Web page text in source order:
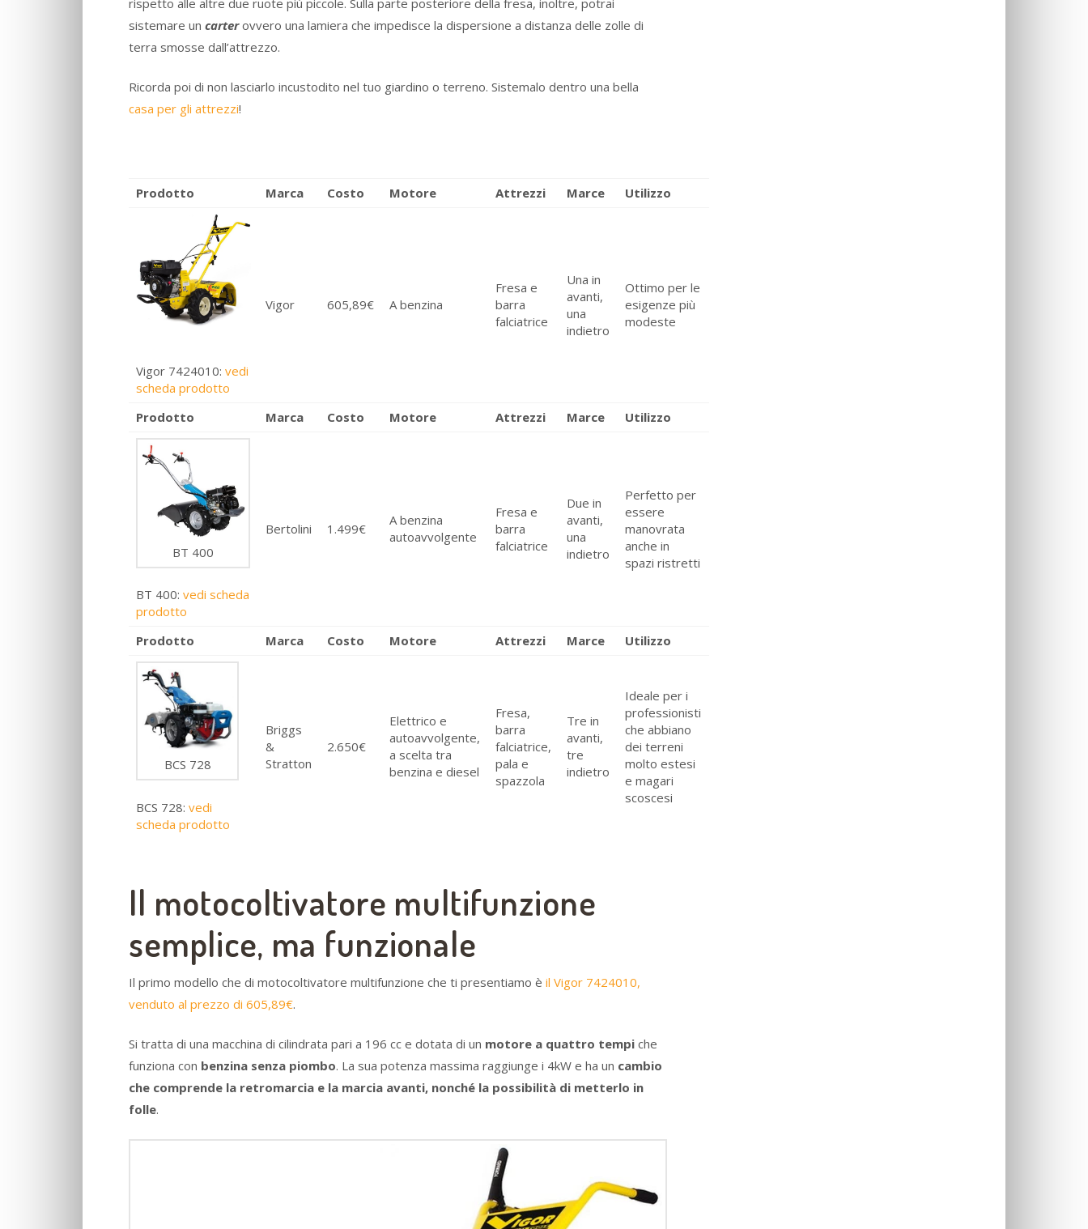
sistemare un carterovvero una lamiera che impedisce la dispersione a distanza delle zolle di
terra smosse dall’attrezzo.
Ricorda poi di non lasciarlo incustodito nel tuo giardino o terreno. Sistemalo dentro una bella
casa per gli attrezzi!
Prodotto Marca Costo Motore Attrezzi Marce Utilizzo
Vigor 7424010:vedi
scheda prodotto
Vigor 605,89€ A benzina
Fresa e
barra
falciatrice
Una in
avanti,
una
indietro
Ottimo per le
esigenze più
modeste
Prodotto Marca Costo Motore Attrezzi Marce Utilizzo
BT 400
BT 400:vedi scheda
prodotto
Bertolini 1.499€
A benzina
autoavvolgente
Fresa e
barra
falciatrice
Due in
avanti,
una
indietro
Perfetto per
essere
manovrata
anche in
spazi ristretti
Prodotto Marca Costo Motore Attrezzi Marce Utilizzo
BCS 728
BCS 728:vedi
scheda prodotto
Briggs
&
Stratton
2.650€
Elettrico e
autoavvolgente,
a scelta tra
benzina e diesel
Fresa,
barra
falciatrice,
pala e
spazzola
Tre in
avanti,
tre
indietro
Ideale per i
professionisti
che abbiano
dei terreni
molto estesi
e magari
scoscesi
Il motocoltivatore multifunzione
semplice, ma funzionale
Il primo modello che di motocoltivatore multifunzione che ti presentiamo è il Vigor 7424010,
venduto al prezzo di 605,89€.
Si tratta di una macchina di cilindrata pari a 196 cc e dotata di un motore a quattro tempi che
funziona con benzina senza piombo. La sua potenza massima raggiunge i 4kW e ha un cambio
che comprende la retromarcia e la marcia avanti, nonché la possibilità di metterlo in
folle.